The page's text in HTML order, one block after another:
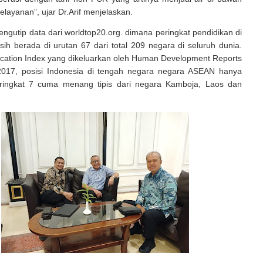
ujar Dr.Arif menjelaskan.
data dari worldtop20.org. dimana peringkat pendidikan di
berada di urutan 67 dari total 209 negara di seluruh dunia.
Index yang dikeluarkan oleh Human Development Reports
posisi Indonesia di tengah negara negara ASEAN hanya
7 cuma menang tipis dari negara Kamboja, Laos dan